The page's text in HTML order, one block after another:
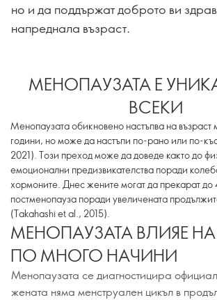
но и да поддържат доброто ви
напреднала възраст.
МЕНОПАУЗАТА Е
ВСЕКИ
Менопаузата обикновено настъпва на
години, но може да настъпи по-рано или по-
2021). Този преход може да доведе както до
емоционални предизвикателства поради
хормоните. Днес жените могат да прекарат до
постменопауза поради увеличената
(Takahashi et al., 2015).
МЕНОПАУЗАТА ВЛИЯЕ
ПО МНОГО НАЧИНИ
Менопаузата се диагностицира
жената няма менструален цикъл в